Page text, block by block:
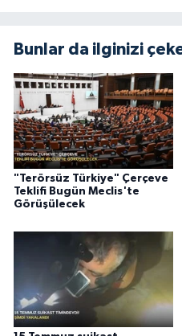
Bunlar da ilginizi
"Terörsüz Türkiye" Çerçeve
Teklifi Bugün Meclis'te
Görüşülecek